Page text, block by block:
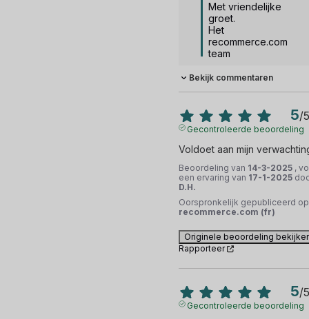
Met vriendelijke
groet.
Het
recommerce.com
team
Bekijk commentaren
5/5
Gecontroleerde beoordeling
Voldoet aan mijn
Beoordeling van 14-3-2025 ,
een ervaring van 17-1-2025
D.H.
Oorspronkelijk gepubliceerd op
recommerce.com (fr)
Originele beoordeling
Rapporteer
5/5
Gecontroleerde beoordeling